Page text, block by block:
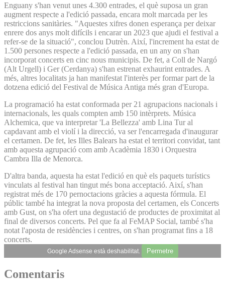
Enguany s'han venut unes 4.300 entrades, el què suposa un gran
augment respecte a l'edició passada, encara molt marcada per les
restriccions sanitàries. "Aquestes xifres donen esperança per deixar
enrere dos anys molt difícils i encarar un 2023 que ajudi el festival a
refer-se de la situació", conclou Dutrèn. Així, l'increment ha estat de
1.500 persones respecte a l'edició passada, en un any on s'han
incorporat concerts en cinc nous municipis. De fet, a Coll de Nargó
(Alt Urgell) i Ger (Cerdanya) s'han estrenat exhaurint entrades. A
més, altres localitats ja han manifestat l'interès per formar part de la
dotzena edició del Festival de Música Antiga més gran d'Europa.
La programació ha estat conformada per 21 agrupacions nacionals i
internacionals, les quals compten amb 150 intèrprets. Música
Alchemica, que va interpretar 'La Bellezza' amb Lina Tur al
capdavant amb el violí i la direcció, va ser l'encarregada d'inaugurar
el certamen. De fet, les Illes Balears ha estat el territori convidat, tant
amb aquesta agrupació com amb Acadèmia 1830 i Orquestra
Cambra Illa de Menorca.
D'altra banda, aquesta ha estat l'edició en què els paquets turístics
vinculats al festival han tingut més bona acceptació. Així, s'han
registrat més de 170 pernoctacions gràcies a aquesta fórmula. El
públic també ha integrat la nova proposta del certamen, els Concerts
amb Gust, on s'ha ofert una degustació de productes de proximitat al
final de diversos concerts. Pel que fa al FeMAP Social, també s'ha
notat l'aposta de residències i centres, on s'han programat fins a 18
concerts.
Google Adsense està deshabilitat. Permetre
Comentaris